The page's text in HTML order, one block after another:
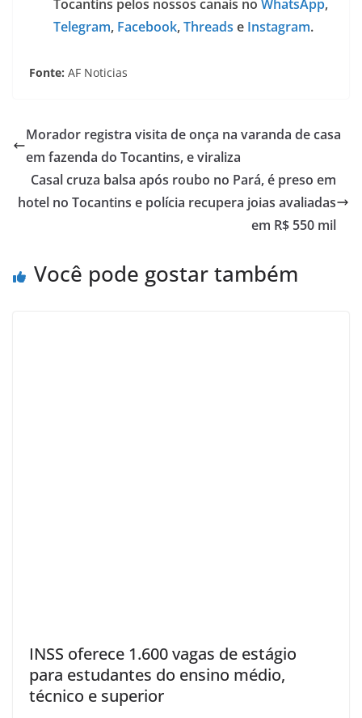
Tocantins pelos nossos canais no WhatsApp,
Telegram, Facebook,Threads e Instagram.
Fonte: AF Noticias
Morador registra visita de onça na varanda de casa
em fazenda do Tocantins, e viraliza
Casal cruza balsa após roubo no Pará, é preso em
hotel no Tocantins e polícia recupera joias avaliadas
em R$ 550 mil
Você pode gostar também
INSS oferece 1.600 vagas de estágio
para estudantes do ensino médio,
técnico e superior